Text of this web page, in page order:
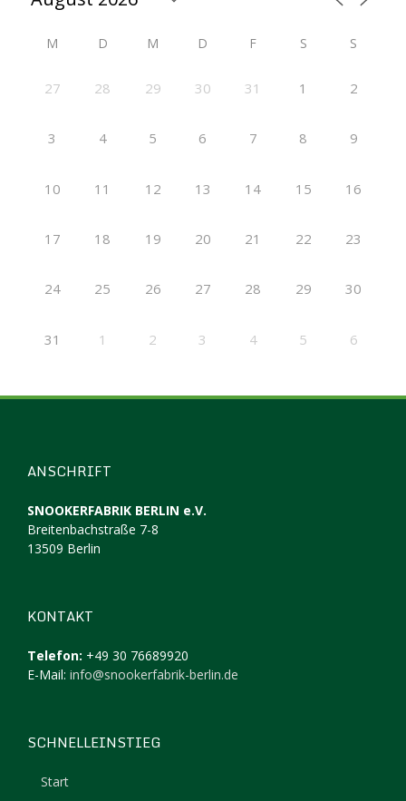
M D M D F S S
27 28 29 30 31 1 2
3 4 5 6 7 8 9
10 11 12 13 14 15 16
17 18 19 20 21 22 23
24 25 26 27 28 29 30
31 1 2 3 4 5 6
ANSCHRIFT
SNOOKERFABRIK BERLIN e.V.
Breitenbachstraße 7-8
13509 Berlin
KONTAKT
Telefon: +49 30 76689920
E-Mail: info@snookerfabrik-berlin.de
SCHNELLEINSTIEG
Start